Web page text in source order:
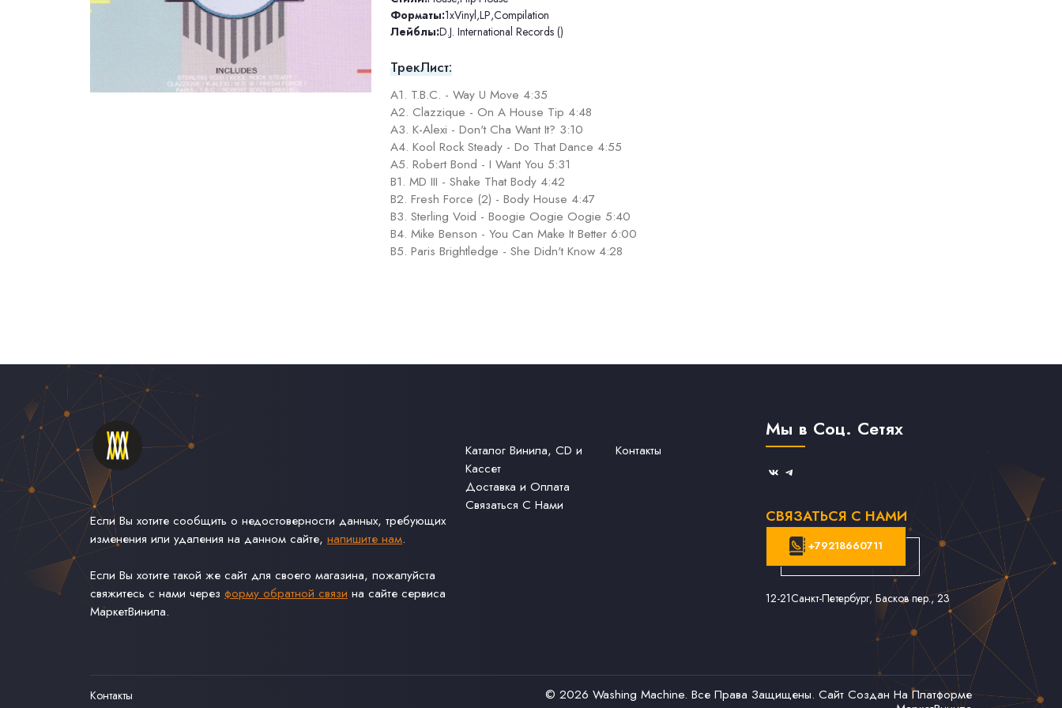
Форматы:1xVinyl,LP,Compilation
Лейблы:D.J. International Records ()
ТрекЛист:
A1. T.B.C. - Way U Move 4:35
A2. Clazzique - On A House Tip 4:48
A3. K-Alexi - Don't Cha Want It? 3:10
A4. Kool Rock Steady - Do That Dance 4:55
A5. Robert Bond - I Want You 5:31
B1. MD III - Shake That Body 4:42
B2. Fresh Force (2) - Body House 4:47
B3. Sterling Void - Boogie Oogie Oogie 5:40
B4. Mike Benson - You Can Make It Better 6:00
B5. Paris Brightledge - She Didn't Know 4:28
Если Вы хотите сообщить о недостоверности данных, требующих
изменения или удаления на данном сайте, напишите нам.
Если Вы хотите такой же сайт для своего магазина, пожалуйста
свяжитесь с нами через форму обратной связи на сайте сервиса
МаркетВинила.
Каталог Винила, CD и
Кассет
Доставка и Оплата
Связаться С Нами
Контакты
Мы в Соц. Сетях
СВЯЗАТЬСЯ С НАМИ
+79218660711
12-21Санкт-Петербург, Басков пер., 23
Контакты © 2026 Washing Machine. Все Права Защищены. Сайт Создан На Платформе